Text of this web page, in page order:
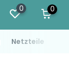
0 0
Netzteile